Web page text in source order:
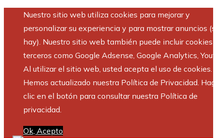
Nuestro sitio web utiliza cookies para mejorar y
personalizar su experiencia y para mostrar anuncios
hay). Nuestro sitio web también puede incluir cookies
terceros como Google Adsense, Google Analytics,
Al utilizar el sitio web, usted acepta el uso de cookies.
Hemos actualizado nuestra Política de Privacidad.
clic en el botón para consultar nuestra Política de
privacidad.
Ok, Acepto